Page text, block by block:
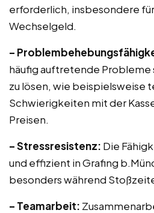
erforderlich, insbesondere
Wechselgeld.
–
häufig auftretende Probleme
zu lösen, wie beispielsweise
Schwierigkeiten mit der
Preisen.
– Stressresistenz: Die
und effizient in Grafing
besonders während
– Teamarbeit: